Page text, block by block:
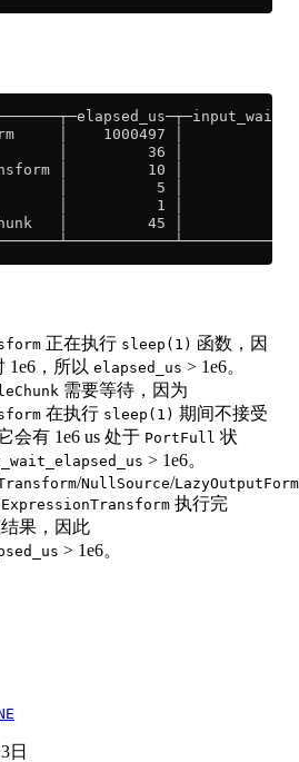
│    1000497 │
│         36 │
│         10 │
│          5 │
│          1 │
│         45 │
正在执行 sleep(1) 函数，因
1e6，所以 elapsed_us > 1e6。
需要等待，因为
在执行 sleep(1) 期间不接受
会有 1e6 us 处于 PortFull 状
> 1e6。
/NullSource/
ExpressionTransform 执行完
果，因此
> 1e6。
日